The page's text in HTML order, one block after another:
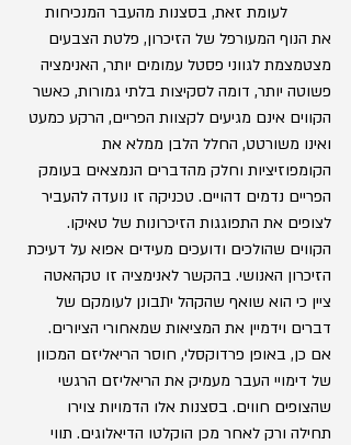
	לעומת זאת, בסצנות מהעבר המנכיחות
את הנוף המעורפל של הזיכרון, פלטת הצבעים
מצטמצמת לגווני פסטל עמומים יותר, האנימציה
פשוטה יותר, דומה לסקיצות בלתי גמורות, כאשר
הקווים אינם מגיעים לקצוות הפריים, הרקע כמעט
ואינו משורטט, החלל הלבן ממלא את
הקומפוזיציות וחלק מהדברים הנמצאים בעומק
הפריים נדמים דהויים. טכניקה זו נועדה להעביר
לצופים את התפוגגות הזיכרונות של טאיקו.
הקווים שהולכים ודועכים מעידים אפוא על דעיכת
הזיכרון האנושי. בהקשר לאנימציה זו טקהאטה
ציין כי הוא שואף שהקהל יתבונן לעומקם של
דברים וידמיין את המציאות שמאחורי הציורים.
אם כן, באופן פרדוקסלי, חוסר הריאליזם המכוון
של דימויי העבר מעמיק את הריאליזם הרגשי
שהצופים חווים. בסצנות אלו הדמויות צוירו
תחילה ורק לאחר מכן הוקלטו הדיאלוגים. תווי